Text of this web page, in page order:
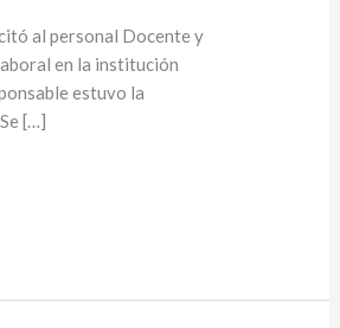
al personal Docente y
en la institución
estuvo la
[…]